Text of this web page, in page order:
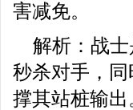
害减免。
解析：战
秒杀对手，
撑其站桩输